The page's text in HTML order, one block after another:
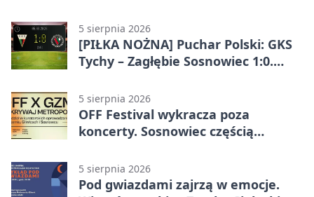
5 sierpnia 2026
[PIŁKA NOŻNA] Puchar Polski: GKS
Tychy – Zagłębie Sosnowiec 1:0.
przed przerwą
5 sierpnia 2026
OFF Festival wykracza poza
koncerty. Sosnowiec częścią
5 sierpnia 2026
Pod gwiazdami zajrzą w emocje.